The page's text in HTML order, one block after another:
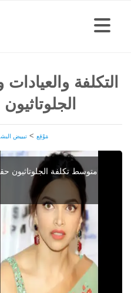
التكلفة
مَوْقِع > تبييض
متوسط تكلفة الجلوتاثيون